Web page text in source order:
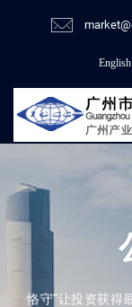
English
恪守“让投资获得